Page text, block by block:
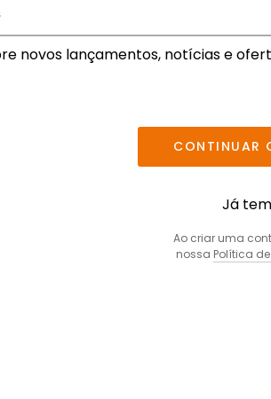
novos lançamentos, notícias e
CONTINUAR
Já
Ao criar uma
nossa Política